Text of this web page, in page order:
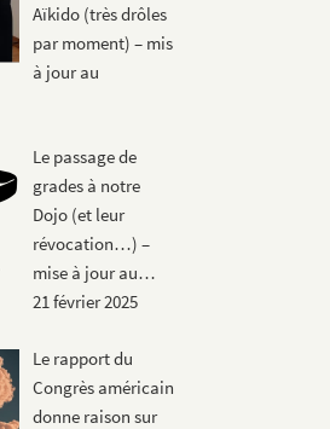
Aïkido (très drôles
par moment) – mis
à jour au
Le passage de
grades à notre
Dojo (et leur
révocation…) –
mise à jour au…
21 février 2025
Le rapport du
Congrès américain
donne raison sur